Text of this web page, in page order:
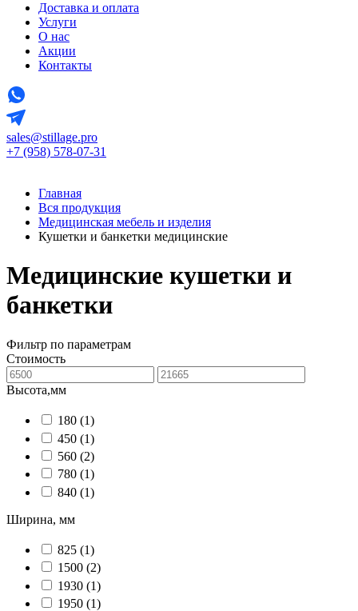
Доставка и оплата
Услуги
О нас
Акции
Контакты
sales@stillage.pro
+7 (958) 578-07-31
Главная
Вся продукция
Медицинская мебель и изделия
Кушетки и банкетки медицинские
Медицинские кушетки и
банкетки
Фильтр по параметрам
Стоимость
Высота,мм
180 (1)
450 (1)
560 (2)
780 (1)
840 (1)
Ширина, мм
825 (1)
1500 (2)
1930 (1)
1950 (1)